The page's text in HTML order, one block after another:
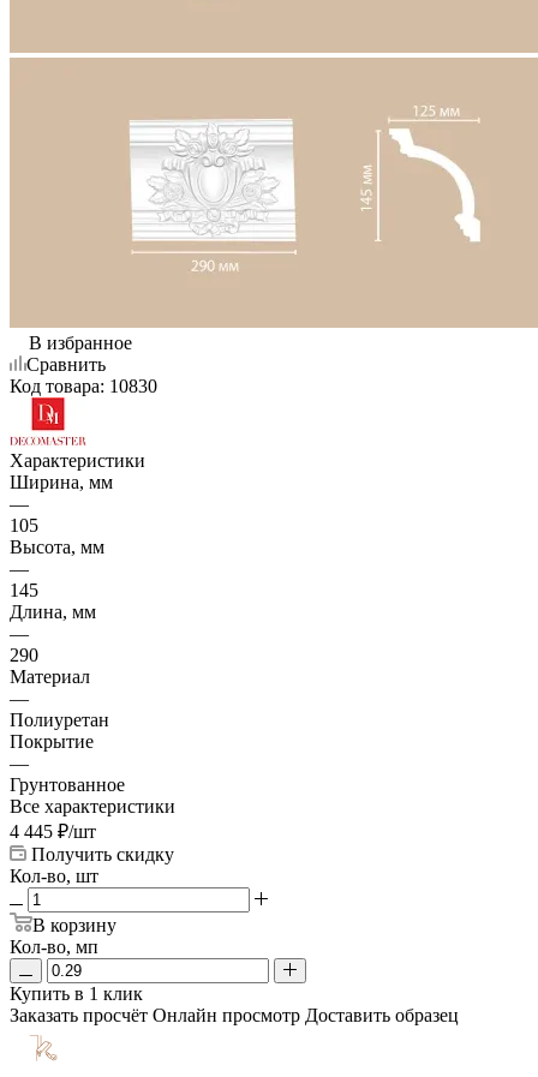
В избранное
Сравнить
Код товара: 10830
Характеристики
Ширина, мм
—
105
Высота, мм
—
145
Длина, мм
—
290
Материал
—
Полиуретан
Покрытие
—
Грунтованное
Все характеристики
4 445 ₽/шт
Получить скидку
Кол-во, шт
В корзину
Кол-во, мп
Купить в 1 клик
Заказать просчёт Онлайн просмотр Доставить образец